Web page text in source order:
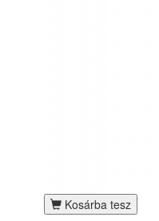
Kosárba tesz